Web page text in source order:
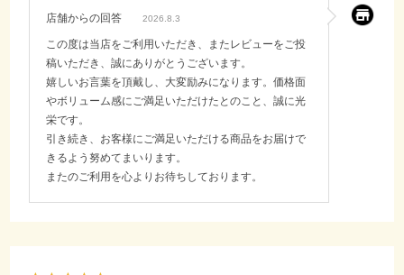
店舗からの回答 2026.8.3
この度は当店をご利用いただき、またレビューをご投
稿いただき、誠にありがとうございます。
嬉しいお言葉を頂戴し、大変励みになります。価格面
やボリューム感にご満足いただけたとのこと、誠に光
栄です。
引き続き、お客様にご満足いただける商品をお届けで
きるよう努めてまいります。
またのご利用を心よりお待ちしております。